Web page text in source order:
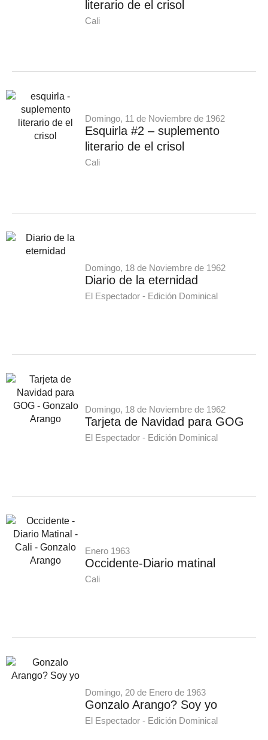
literario de el crisol
Cali
Domingo, 11 de Noviembre de 1962
Esquirla #2 – suplemento
literario de el crisol
Cali
Domingo, 18 de Noviembre de 1962
Diario de la eternidad
El Espectador - Edición Dominical
Domingo, 18 de Noviembre de 1962
Tarjeta de Navidad para GOG
El Espectador - Edición Dominical
Enero 1963
Occidente-Diario matinal
Cali
Domingo, 20 de Enero de 1963
Gonzalo Arango? Soy yo
El Espectador - Edición Dominical